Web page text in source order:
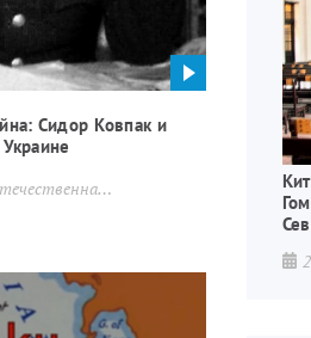
Сидор Ковпак и
война